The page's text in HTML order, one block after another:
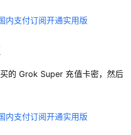
的 Grok Super 充值卡密，然后